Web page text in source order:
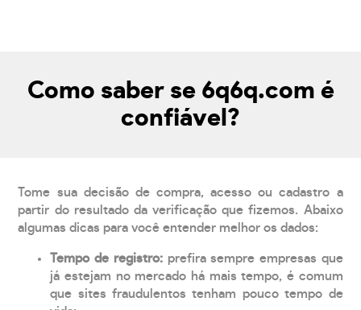
Como saber se 6q6q.com é
confiável?
Tome sua decisão de compra, acesso ou cadastro a
partir do resultado da verificação que fizemos. Abaixo
algumas dicas para você entender melhor os dados:
Tempo de registro: prefira sempre empresas que
já estejam no mercado há mais tempo, é comum
que sites fraudulentos tenham pouco tempo de